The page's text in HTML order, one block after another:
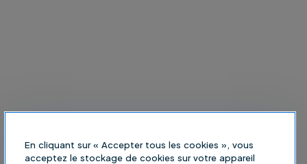
En cliquant sur « Accepter tous les cookies », vous
acceptez le stockage de cookies sur votre appareil